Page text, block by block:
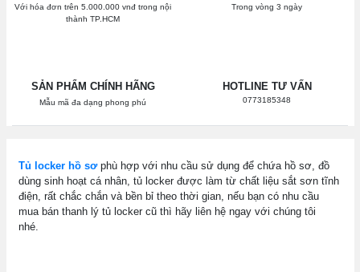
Với hóa đơn trên 5.000.000 vnđ trong nội
thành TP.HCM
Trong vòng 3 ngày
SẢN PHẨM CHÍNH HÃNG
Mẫu mã đa dạng phong phú
HOTLINE TƯ VẤN
0773185348
Tủ locker hồ sơphù hợp với nhu cầu sử dụng để chứa hồ sơ, đồ
dùng sinh hoạt cá nhân, tủ locker được làm từ chất liệu sắt sơn tĩnh
điện, rất chắc chắn và bền bỉ theo thời gian, nếu bạn có nhu cầu
mua bán thanh lý tủ locker cũ thì hãy liên hệ ngay với chúng tôi
nhé.